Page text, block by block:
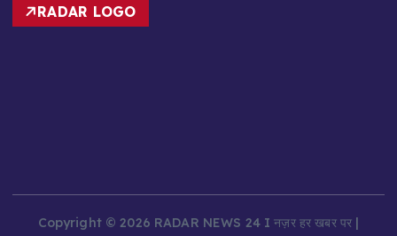
RADAR LOGO
Copyright © 2026 RADAR NEWS 24 I नज़र हर खबर पर |